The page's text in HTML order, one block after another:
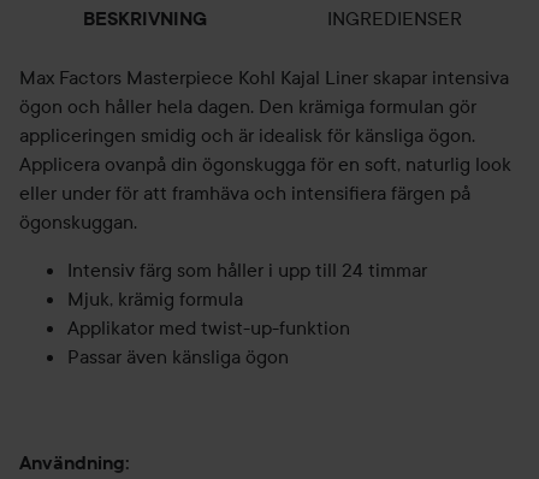
BESKRIVNING INGREDIENSER
Max Factors Masterpiece Kohl Kajal Liner skapar intensiva
ögon och håller hela dagen. Den krämiga formulan gör
appliceringen smidig och är idealisk för känsliga ögon.
Applicera ovanpå din ögonskugga för en soft, naturlig look
eller under för att framhäva och intensifiera färgen på
ögonskuggan.
Intensiv färg som håller i upp till 24 timmar
Mjuk, krämig formula
Applikator med twist-up-funktion
Passar även känsliga ögon
Användning: